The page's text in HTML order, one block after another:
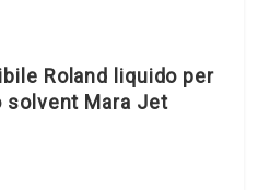
Roland liquido per
solvent Mara Jet